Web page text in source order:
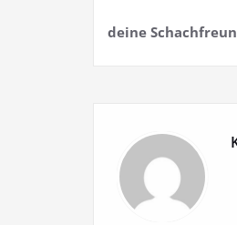
deine